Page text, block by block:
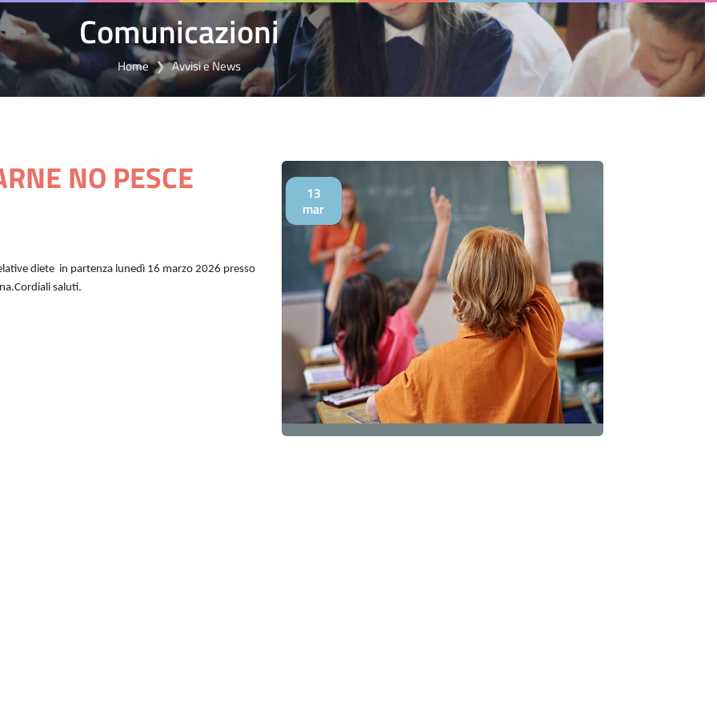
Comunicazioni
Home Avvisi e News
13
mar
NO PESCE
diete in partenza lunedì 16 marzo 2026 presso
Cordiali saluti.